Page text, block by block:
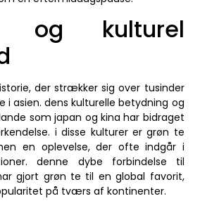
og kulturel
der strækker sig over tusinder
i asien. dens kulturelle betydning og
som japan og kina har bidraget
i disse kulturer er grøn te
en oplevelse, der ofte indgår i
denne dybe forbindelse til
gjort grøn te til en global favorit,
på tværs af kontinenter.